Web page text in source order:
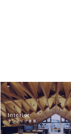
Interior
インテリア事業